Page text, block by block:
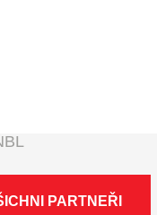
PARTNEŘI